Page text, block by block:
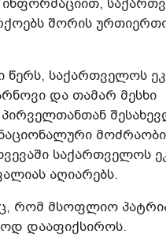
ინფორმაციით,
შორის
საქართველოს
და თამარ მესხი
საქართველოს
აღიარებს.
რომ მსოფლიო
დააფიქსიროს.